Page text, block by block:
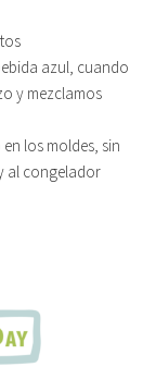
azul, cuando
y mezclamos
los moldes, sin
al congelador